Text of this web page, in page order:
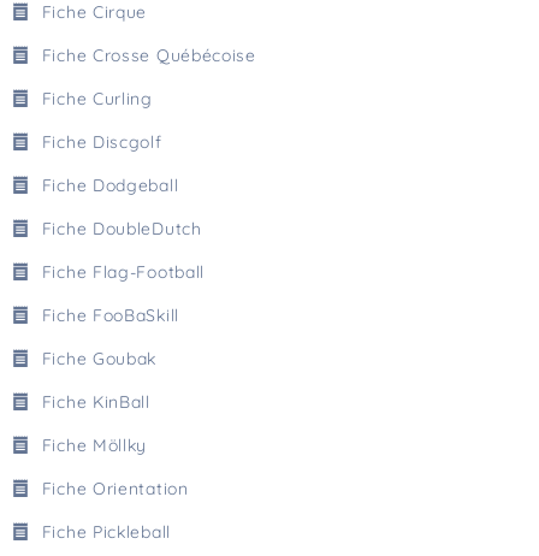
Fiche Cirque
Fiche Crosse Québécoise
Fiche Curling
Fiche Discgolf
Fiche Dodgeball
Fiche DoubleDutch
Fiche Flag-Football
Fiche FooBaSkill
Fiche Goubak
Fiche KinBall
Fiche Möllky
Fiche Orientation
Fiche Pickleball